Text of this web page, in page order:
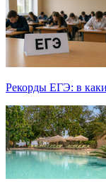
Рекорды ЕГЭ: в